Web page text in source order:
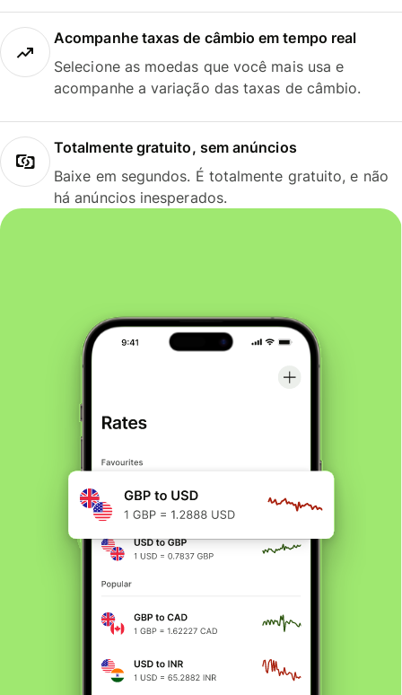
Acompanhe taxas de câmbio em tempo real
Selecione as moedas que você mais usa e
acompanhe a variação das taxas de câmbio.
Totalmente gratuito, sem anúncios
Baixe em segundos. É totalmente gratuito, e não
há anúncios inesperados.